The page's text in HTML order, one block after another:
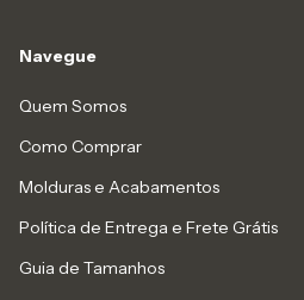
Navegue
Quem Somos
Como Comprar
Molduras e Acabamentos
Política de Entrega e Frete Grátis
Guia de Tamanhos